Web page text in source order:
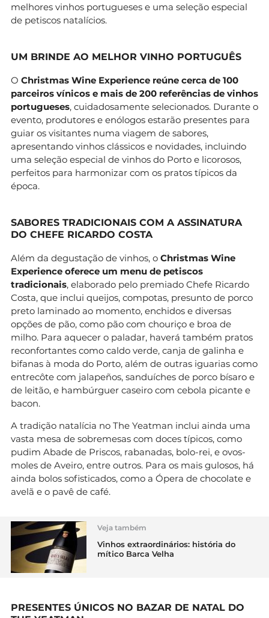
melhores vinhos portugueses e uma seleção especial
de petiscos natalícios.
UM BRINDE AO MELHOR VINHO PORTUGUÊS
O Christmas Wine Experience reúne cerca de 100
parceiros vínicos e mais de 200 referências de vinhos
portugueses, cuidadosamente selecionados. Durante o
evento, produtores e enólogos estarão presentes para
guiar os visitantes numa viagem de sabores,
apresentando vinhos clássicos e novidades, incluindo
uma seleção especial de vinhos do Porto e licorosos,
perfeitos para harmonizar com os pratos típicos da
época.
SABORES TRADICIONAIS COM A ASSINATURA
DO CHEFE RICARDO COSTA
Além da degustação de vinhos, o Christmas Wine
Experience oferece um menu de petiscos
tradicionais, elaborado pelo premiado Chefe Ricardo
Costa, que inclui queijos, compotas, presunto de porco
preto laminado ao momento, enchidos e diversas
opções de pão, como pão com chouriço e broa de
milho. Para aquecer o paladar, haverá também pratos
reconfortantes como caldo verde, canja de galinha e
bifanas à moda do Porto, além de outras iguarias como
entrecôte com jalapeños, sanduíches de porco bísaro e
de leitão, e hambúrguer caseiro com cebola picante e
bacon.
A tradição natalícia no The Yeatman inclui ainda uma
vasta mesa de sobremesas com doces típicos, como
pudim Abade de Priscos, rabanadas, bolo-rei, e ovos-
moles de Aveiro, entre outros. Para os mais gulosos, há
ainda bolos sofisticados, como a Ópera de chocolate e
avelã e o pavê de café.
Veja também
Vinhos extraordinários: história do
mítico Barca Velha
PRESENTES ÚNICOS NO BAZAR DE NATAL DO